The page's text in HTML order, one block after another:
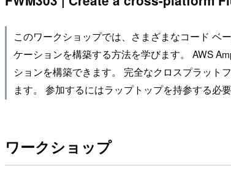
このワークショップでは、さまざまなコード ベ
ケーションを構築する方法を学びます。 AWS
ションを構築できます。 完全なクロスプラット
ます。 参加するにはラップトップを持参する必要
ワークショップ